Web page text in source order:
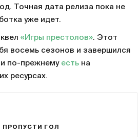
Точная дата релиза пока не
уже идет.
«Игры престолов». Этот
восемь сезонов и завершился
по-прежнему есть на
ресурсах.
ПРОПУСТИ ГОЛ